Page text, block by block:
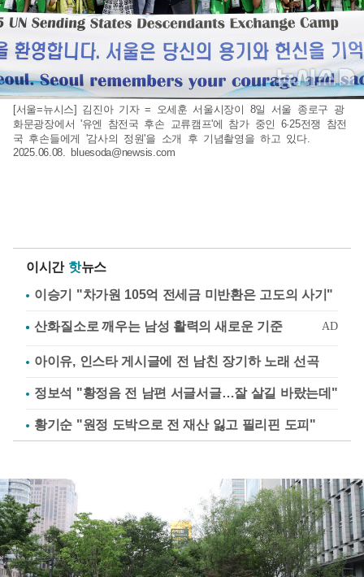
[서울=뉴시스] 김진아 기자 = 오세훈 서울시장이 8일 서울 종로구 광
화문광장에서 '유엔 참전국 후손 교류캠프'에 참가 중인 6·25전쟁 참전
국 후손들에게 '감사의 정원'을 소개 후 기념촬영을 하고 있다.
2025.06.08. bluesoda@newsis.com
이시간 핫뉴스
이승기 "차가원 105억 전세금 미반환은 고도의 사기"
아이유, 인스타 게시글에 전 남친 장기하 노래 선곡
정보석 "황정음 전 남편 서글서글…잘 살길 바랐는데"
황기순 "원정 도박으로 전 재산 잃고 필리핀 도피"